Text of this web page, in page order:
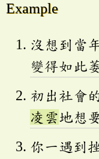
Example
沒想到當
變得如此
初出社會
凌雲地想
你一遇到